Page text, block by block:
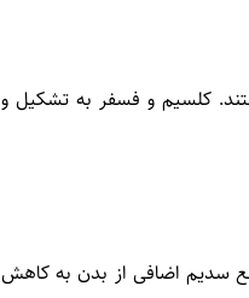
کلسیم و فسفر به تشکیل و
سدیم اضافی از بدن به کاهش